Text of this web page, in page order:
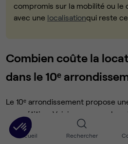
Accueil Rechercher
compromis sur la mobilité ou le
avec une localisationqui reste
Combien coûte la
dans le 10ᵉ
Le 10ᵉ arrondissement propose
compétitive
. Voici un aperçu des
pratiqués :